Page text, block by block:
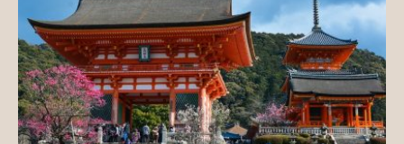
MÉDIAAJÁNLAT
KAPCSOLAT